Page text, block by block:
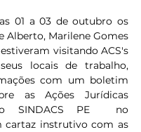
01 a 03 de outubro os
Alberto, Marilene Gomes
visitando ACS's
locais de trabalho,
com um boletim
as Ações Jurídicas
SINDACS PE  no
cartaz instrutivo com as